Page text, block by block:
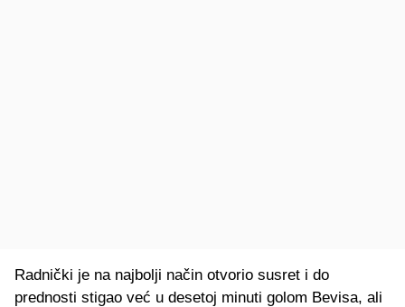
Radnički je na najbolji način otvorio susret i do
prednosti stigao već u desetoj minuti golom Bevisa, ali